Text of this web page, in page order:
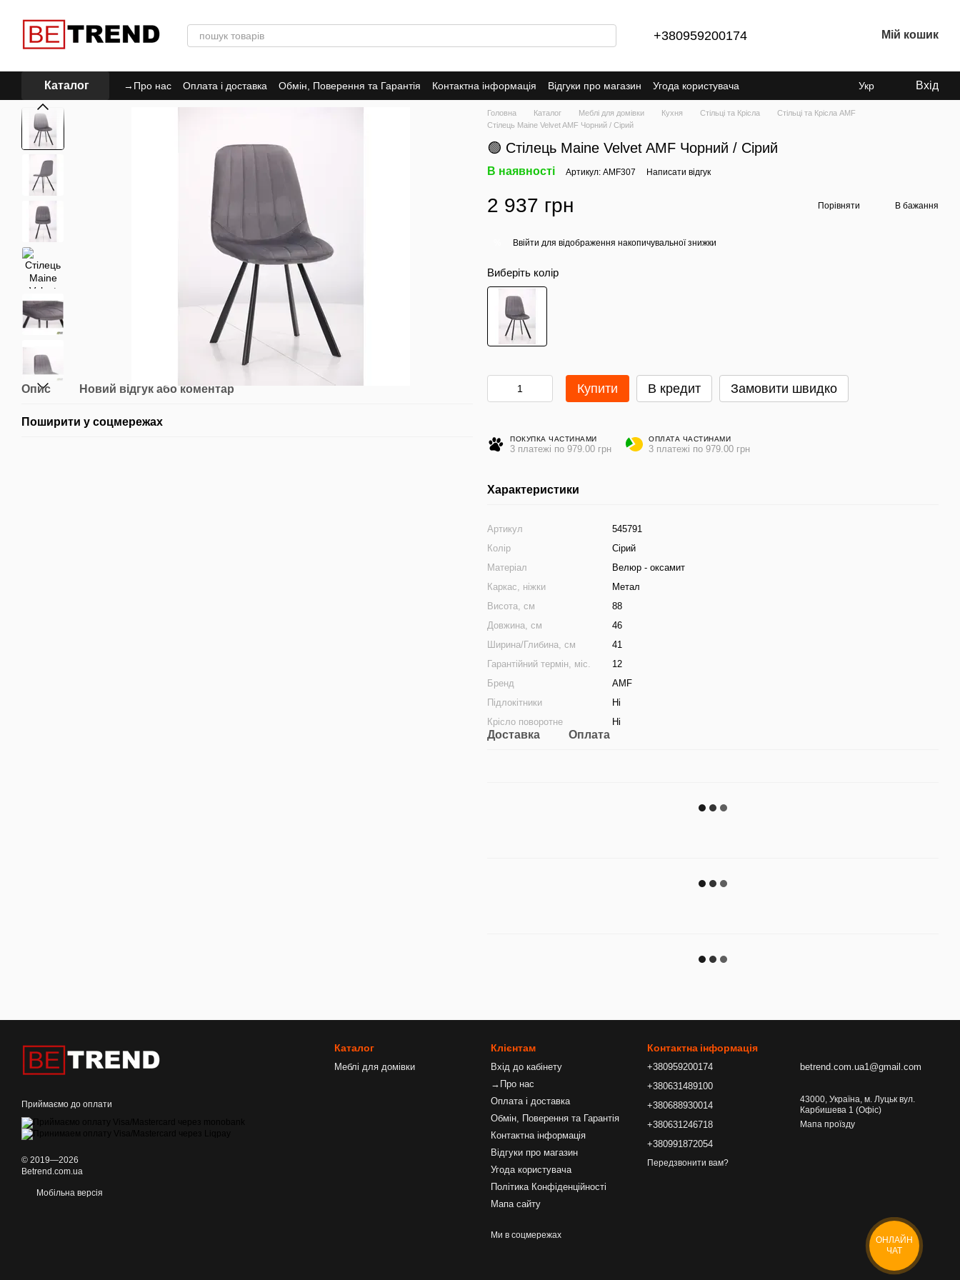
+380959200174 Мій кошик
Каталог →Про нас Оплата і доставка Обмін, Поверення та Гарантія Контактна інформація Відгуки про магазин
Угода користувача
Політика Конфіденційності
Укр Вхід
Опис Новий відгук або коментар
Поширити у соцмережах
Головна Каталог Меблі для домівки Кухня Стільці та Крісла
Стільці та Крісла AMF
Стілець Maine Velvet AMF Чорний / Сірий
🟢 Стілець Maine Velvet AMF Чорний / Сірий
В наявності Артикул: AMF307 Написати відгук
2 937 грн Порівняти В бажання
Ввійти для відображення накопичувальної знижки
Виберіть колір
Купити В кредит Замовити швидко
ПОКУПКА ЧАСТИНАМИ
3 платежі по 979.00 грн
ОПЛАТА ЧАСТИНАМИ
3 платежі по 979.00 грн
Характеристики
Артикул
545791
Колір
Сірий
Матеріал
Велюр - оксамит
Каркас, ніжки
Метал
Висота, см
88
Довжина, см
46
Ширина/Глибина, см
41
Гарантійний термін, міс.
12
Бренд
AMF
Підлокітники
Ні
Крісло поворотне
Ні
Доставка Оплата
Приймаємо до оплати
© 2019—2026
Betrend.com.ua
Мобільна версія
Каталог
Меблі для домівки
Клієнтам
Вхід до кабінету
→Про нас
Оплата і доставка
Обмін, Поверення та Гарантія
Контактна інформація
Відгуки про магазин
Угода користувача
Політика Конфіденційності
Мапа сайту
Ми в соцмережах
Контактна інформація
+380959200174
+380631489100
+380688930014
+380631246718
+380991872054
Передзвонити вам?
betrend.com.ua1@gmail.com
43000, Україна, м. Луцьк вул.
Карбишева 1 (Офіс)
Мапа проїзду
ОНЛАЙН
ЧАТ